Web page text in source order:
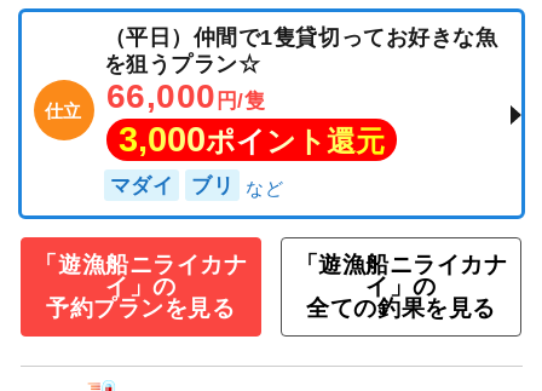
仕立
（平日）仲間で1隻貸切ってお好きな魚
を狙うプラン☆
66,000 円/隻
3,000ポイント還元
マダイ ブリ
「遊漁船ニライカナ
イ」の
予約プランを見る
「遊漁船ニライカナ
イ」の
全ての釣果を見る